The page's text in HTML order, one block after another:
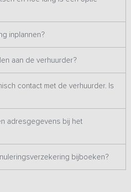
inplannen?
aan de verhuurder?
contact met de verhuurder. Is
adresgegevens bij het
bijboeken?